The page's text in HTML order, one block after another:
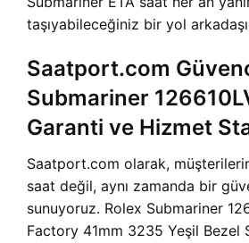
taşıyabileceğiniz bir yol
Saatport.com
Submariner
Garanti ve Hizmet
Saatport.com olarak,
saat değil, aynı zamanda bir
sunuyoruz. Rolex Submariner
Factory 41mm 3235 Yeşil Bezel